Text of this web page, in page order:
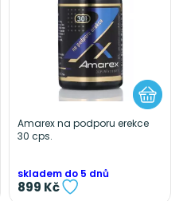
Amarex na podporu erekce
30 cps.
skladem do 5 dnů
899 Kč